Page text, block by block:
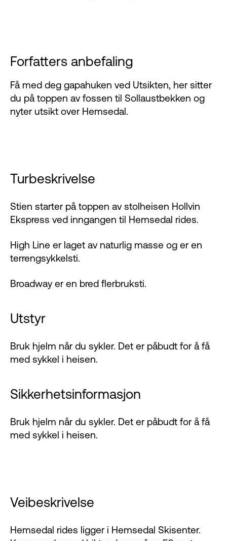
Forfatters anbefaling
Få med deg gapahuken ved Utsikten, her sitter
du på toppen av fossen til Sollaustbekken og
nyter utsikt over Hemsedal.
Turbeskrivelse
Stien starter på toppen av stolheisen Hollvin
Ekspress ved inngangen til Hemsedal rides.
High Line er laget av naturlig masse og er en
terrengsykkelsti.
Broadway er en bred flerbruksti.
Utstyr
Bruk hjelm når du sykler. Det er påbudt for å få
med sykkel i heisen.
Sikkerhetsinformasjon
Bruk hjelm når du sykler. Det er påbudt for å få
med sykkel i heisen.
Veibeskrivelse
Hemsedal rides ligger i Hemsedal Skisenter.